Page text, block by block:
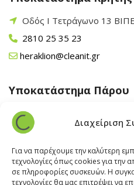
Διαχείριση
Για να παρέχουμε την καλύτερη
τεχνολογίες όπως cookies για την
σε πληροφορίες συσκευών. Η
τεχνολογίες θα μας επιτρέψει να
Οδός Ι Τετράγωνο 13
2810 25 35 23
heraklion@cleanit.gr
Υποκατάστημα Πάρου
Άγιος Βλάσης Αρχίλοχος,
22840 43 163
paros@cleanit.gr